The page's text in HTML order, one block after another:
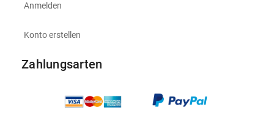
Anmelden
Konto erstellen
Zahlungsarten